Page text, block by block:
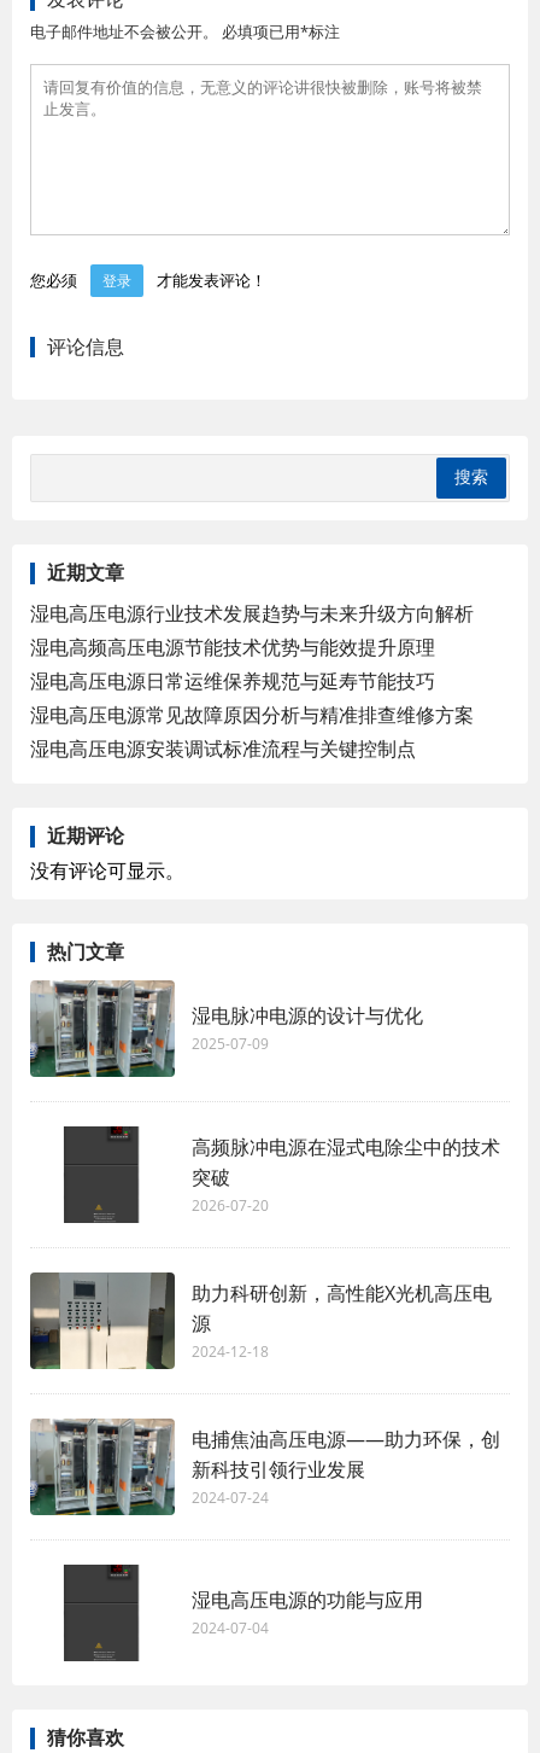
电子邮件地址不会被公开。 必填项已用*标注
您必须 登录 才能发表评论！
评论信息
近期文章
湿电高压电源行业技术发展趋势与未来升级方向解析
湿电高频高压电源节能技术优势与能效提升原理
湿电高压电源日常运维保养规范与延寿节能技巧
湿电高压电源常见故障原因分析与精准排查维修方案
湿电高压电源安装调试标准流程与关键控制点
近期评论
没有评论可显示。
热门文章
湿电脉冲电源的设计与优化
2025-07-09
高频脉冲电源在湿式电除尘中的技术
突破
2026-07-20
助力科研创新，高性能X光机高压电
源
2024-12-18
电捕焦油高压电源——助力环保，创
新科技引领行业发展
2024-07-24
湿电高压电源的功能与应用
2024-07-04
猜你喜欢